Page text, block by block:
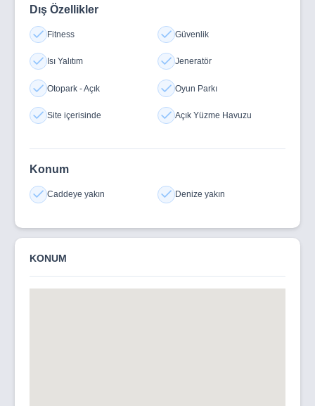
Dış Özellikler
Fitness Güvenlik
Isı Yalıtım Jeneratör
Otopark - Açık Oyun Parkı
Site içerisinde Açık Yüzme Havuzu
Konum
Caddeye yakın Denize yakın
KONUM